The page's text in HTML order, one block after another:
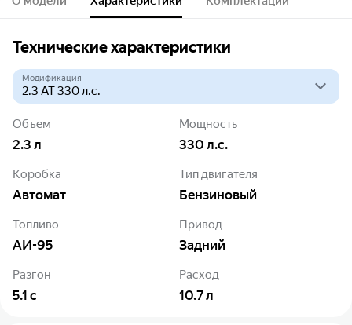
Технические характеристики
Модификация
Объем
2.3 л
Мощность
330 л.с.
Коробка
Автомат
Тип двигателя
Бензиновый
Топливо
АИ-95
Привод
Задний
Разгон
5.1 с
Расход
10.7л